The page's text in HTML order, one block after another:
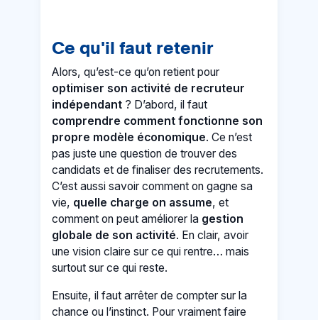
Ce qu'il faut retenir
Alors, qu’est-ce qu’on retient pour
optimiser son activité de recruteur
indépendant ? D’abord, il faut
comprendre comment fonctionne son
propre modèle économique. Ce n’est
pas juste une question de trouver des
candidats et de finaliser des recrutements.
C’est aussi savoir comment on gagne sa
vie, quelle charge on assume, et
comment on peut améliorer la gestion
globale de son activité. En clair, avoir
une vision claire sur ce qui rentre… mais
surtout sur ce qui reste.
Ensuite, il faut arrêter de compter sur la
chance ou l’instinct. Pour vraiment faire